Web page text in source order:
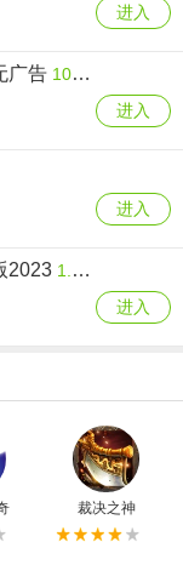
进入
广告 10.38.2.6
进入
进入
2023 1.039.55
进入
裁决之神